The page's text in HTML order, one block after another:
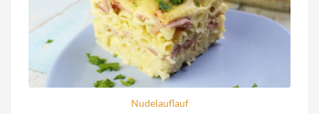
Nudelauflauf